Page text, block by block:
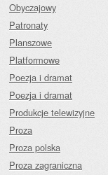
Obyczajowy
Patronaty
Planszowe
Platformowe
Poezja i dramat
Poezja i dramat
Produkcje telewizyjne
Proza
Proza polska
Proza zagraniczna